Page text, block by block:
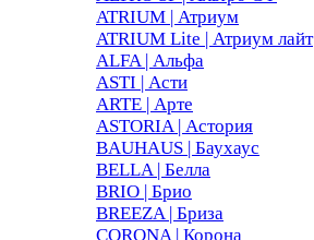
ATRIUM | Атриум
ATRIUM Lite | Атриум лайт
ALFA | Альфа
ASTI | Асти
ARTE | Арте
ASTORIA | Астория
BAUHAUS | Баухаус
BELLA | Белла
BRIO | Брио
BREEZA | Бриза
CORONA | Корона